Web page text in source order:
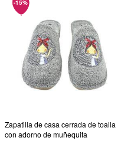
Zapatilla de casa cerrada de toalla
con adorno de muñequita